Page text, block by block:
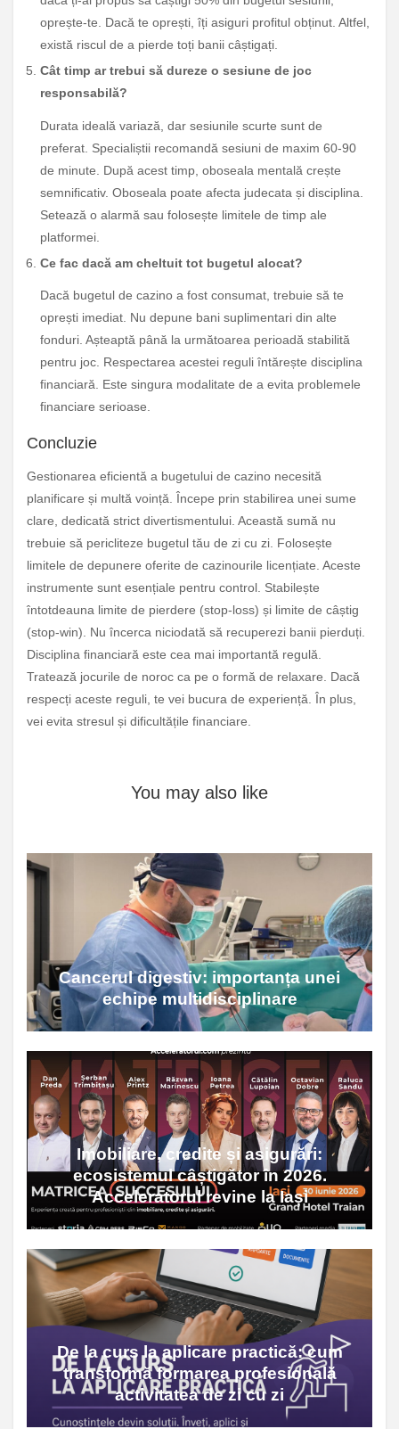
oprește-te. Dacă te oprești, îți asiguri profitul obținut. Altfel,
există riscul de a pierde toți banii câștigați.
Cât timp ar trebui să dureze o sesiune de joc
responsabilă?
Durata ideală variază, dar sesiunile scurte sunt de
preferat. Specialiștii recomandă sesiuni de maxim 60-90
de minute. După acest timp, oboseala mentală crește
semnificativ. Oboseala poate afecta judecata și disciplina.
Setează o alarmă sau folosește limitele de timp ale
platformei.
Ce fac dacă am cheltuit tot bugetul alocat?
Dacă bugetul de cazino a fost consumat, trebuie să te
oprești imediat. Nu depune bani suplimentari din alte
fonduri. Așteaptă până la următoarea perioadă stabilită
pentru joc. Respectarea acestei reguli întărește disciplina
financiară. Este singura modalitate de a evita problemele
financiare serioase.
Concluzie
Gestionarea eficientă a bugetului de cazino necesită
planificare și multă voință. Începe prin stabilirea unei sume
clare, dedicată strict divertismentului. Această sumă nu
trebuie să pericliteze bugetul tău de zi cu zi. Folosește
limitele de depunere oferite de cazinourile licențiate. Aceste
instrumente sunt esențiale pentru control. Stabilește
întotdeauna limite de pierdere (stop-loss) și limite de câștig
(stop-win). Nu încerca niciodată să recuperezi banii pierduți.
Disciplina financiară este cea mai importantă regulă.
Tratează jocurile de noroc ca pe o formă de relaxare. Dacă
respecți aceste reguli, te vei bucura de experiență. În plus,
vei evita stresul și dificultățile financiare.
You may also like
Cancerul digestiv: importanța unei
echipe multidisciplinare
Imobiliare, credite și asigurări:
ecosistemul câștigător în 2026.
Acceleratorul revine la Iași
De la curs la aplicare practică: cum
transformă formarea profesională
activitatea de zi cu zi